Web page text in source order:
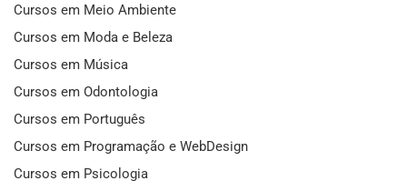
Cursos em Meio Ambiente
Cursos em Moda e Beleza
Cursos em Música
Cursos em Odontologia
Cursos em Português
Cursos em Programação e WebDesign
Cursos em Psicologia